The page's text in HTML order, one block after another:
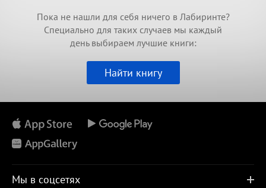
Пока не нашли для себя ничего в Лабиринте?
Специально для таких случаев мы каждый
день выбираем лучшие книги:
Найти книгу
Мы в соцсетях